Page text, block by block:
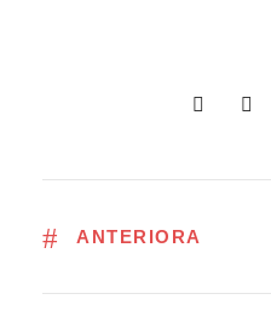
ANTERIORA